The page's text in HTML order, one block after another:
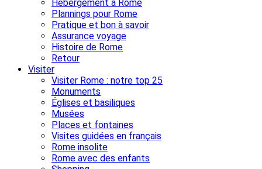
Hébergement à Rome
Plannings pour Rome
Pratique et bon à savoir
Assurance voyage
Histoire de Rome
Retour
Visiter
Visiter Rome : notre top 25
Monuments
Églises et basiliques
Musées
Places et fontaines
Visites guidées en français
Rome insolite
Rome avec des enfants